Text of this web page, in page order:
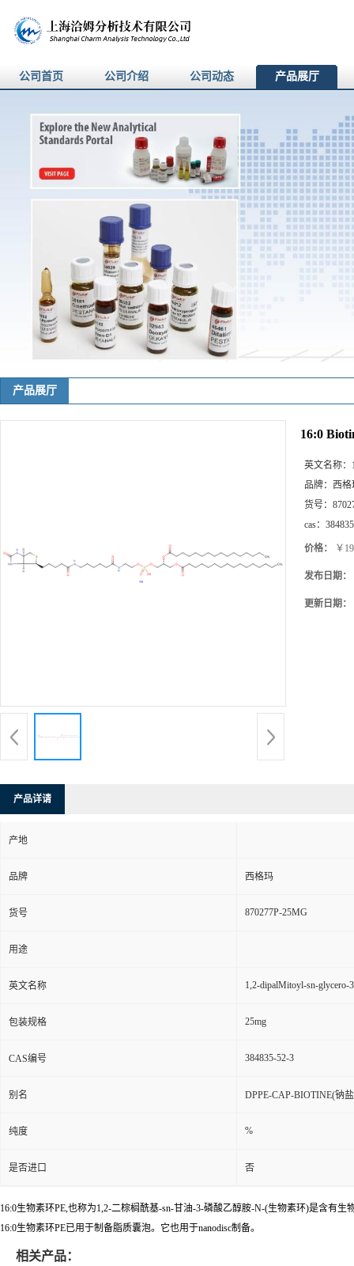
公司首页 公司介绍 公司动态 产品展厅
产品展厅
16:0
英文名称：
品牌： 西格
货号：
cas：
价格： ￥
发布日期：
更新日期：
产品详请
产地
品牌 西格玛
货号 870277P-25MG
用途
英文名称 1,2-dipalMitoyl-sn-glycero-
包装规格 25mg
CAS编号 384835-52-3
别名 DPPE-CAP-BIOTINE(钠
纯度 %
是否进口 否
16:0生物素环PE,也称为1,2-二棕榈酰基-sn-甘油-3-磷酸乙醇胺-N-(生物素环)是含有生
16:0生物素环PE已用于制备脂质囊泡。它也用于nanodisc制备。
相关产品：